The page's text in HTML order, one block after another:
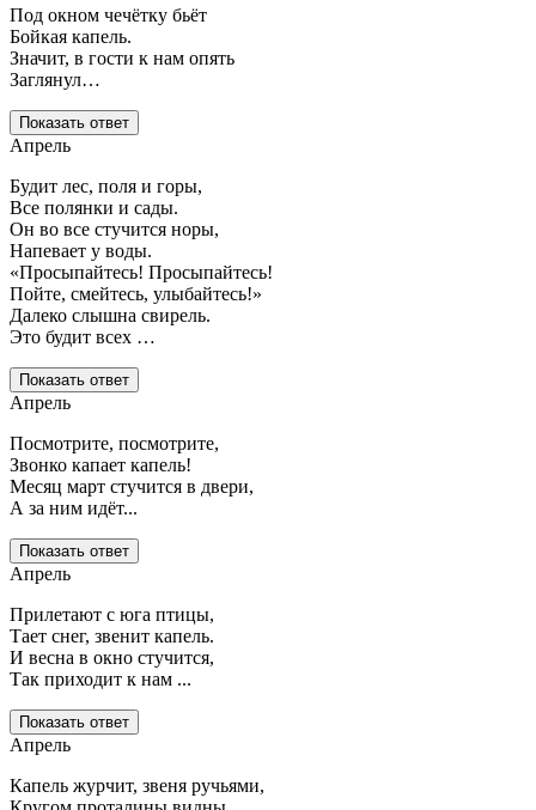
Под окном чечётку бьёт
Бойкая капель.
Значит, в гости к нам опять
Заглянул…
Показать ответ
Апрель
Будит лес, поля и горы,
Все полянки и сады.
Он во все стучится норы,
Напевает у воды.
«Просыпайтесь! Просыпайтесь!
Пойте, смейтесь, улыбайтесь!»
Далеко слышна свирель.
Это будит всех …
Показать ответ
Апрель
Посмотрите, посмотрите,
Звонко капает капель!
Месяц март стучится в двери,
А за ним идёт...
Показать ответ
Апрель
Прилетают с юга птицы,
Тает снег, звенит капель.
И весна в окно стучится,
Так приходит к нам ...
Показать ответ
Апрель
Капель журчит, звеня ручьями,